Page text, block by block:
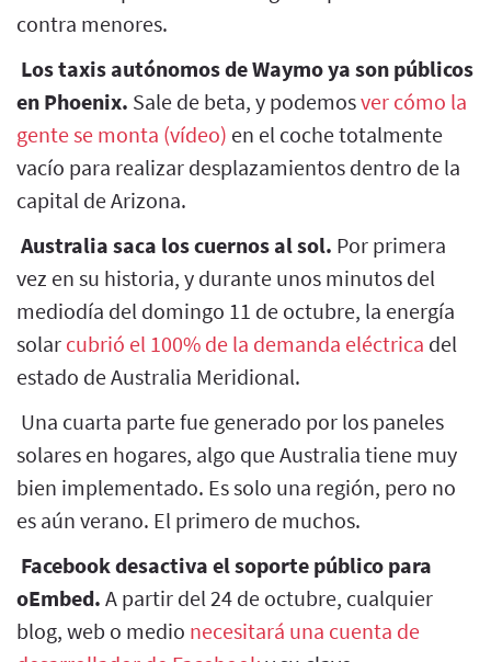
contra menores.
Los taxis autónomos de Waymo ya son públicos
en Phoenix. Sale de beta, y podemosver cómo la
gente se monta (vídeo) en el coche totalmente
vacío para realizar desplazamientos dentro de la
capital de Arizona.
Australia saca los cuernos al sol. Por primera
vez en su historia, y durante unos minutos del
mediodía del domingo 11 de octubre, la energía
solar cubrió el 100% de la demanda eléctrica del
estado de Australia Meridional.
Una cuarta parte fue generado por los paneles
solares en hogares, algo que Australia tiene muy
bien implementado. Es solo una región, pero no
es aún verano. El primero de muchos.
Facebook desactiva el soporte público para
oEmbed. A partir del 24 de octubre, cualquier
blog, web o medio necesitará una cuenta de